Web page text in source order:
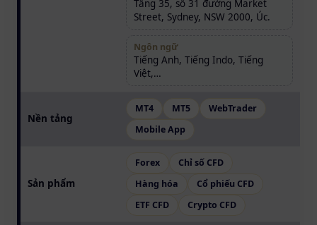
Tầng 35, số 31 đường Market
Street, Sydney, NSW 2000, Úc.
Ngôn ngữ
Tiếng Anh, Tiếng Indo, Tiếng
Việt,…
Nền tảng
MT4 MT5
WebTrader
Mobile App
Sản phẩm
Forex
Chỉ số CFD
Hàng hóa
Cổ phiếu CFD
ETF CFD
Crypto CFD